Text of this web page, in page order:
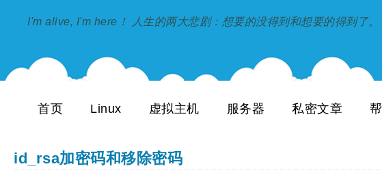
I'm alive, I'm here！ 人生的两大悲剧：想要的没得到和想要的得到了。
首页 Linux 虚拟主机 服务器 私密文章
id_rsa加密码和移除密码